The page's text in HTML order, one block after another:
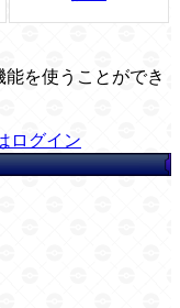
を使うことができ
ログイン